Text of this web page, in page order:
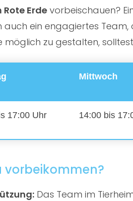
Rote Erdevorbeischauen?
ein engagiertes
möglich zu gestalten,
Mittwoch
17:00 Uhr 14:00 bis
Das Team im